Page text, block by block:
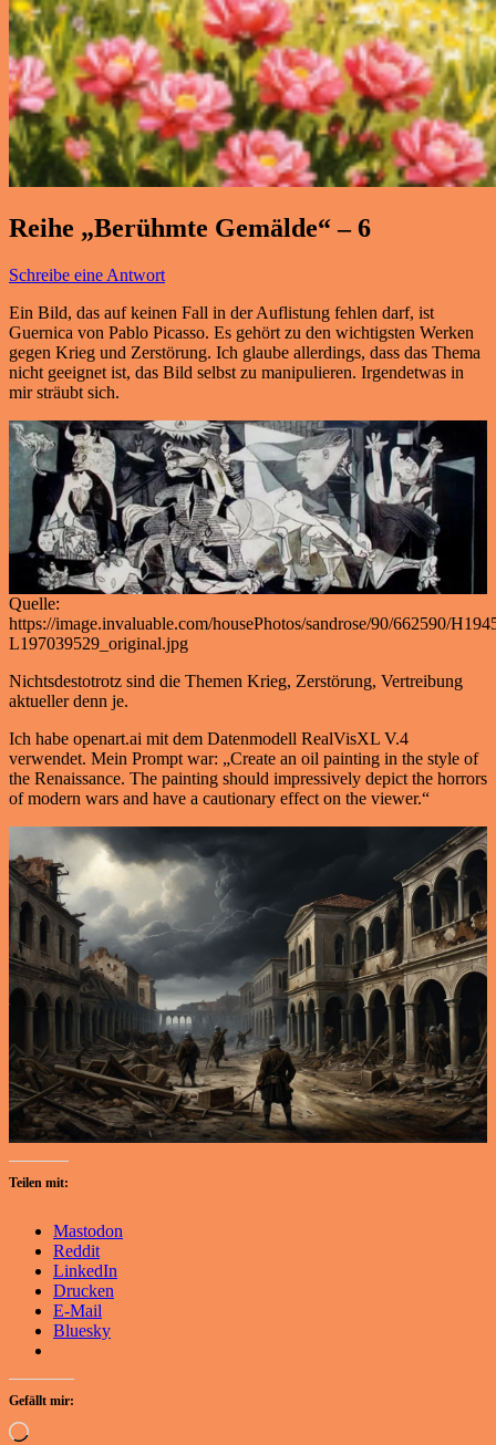
Reihe „Berühmte Gemälde“ – 6
Schreibe eine Antwort
Ein Bild, das auf keinen Fall in der Auflistung fehlen darf, ist
Guernica von Pablo Picasso. Es gehört zu den wichtigsten Werken
gegen Krieg und Zerstörung. Ich glaube allerdings, dass das Thema
nicht geeignet ist, das Bild selbst zu manipulieren. Irgendetwas in
mir sträubt sich.
Quelle:
https://image.invaluable.com/housePhotos/sandrose/90/662590/
L197039529_original.jpg
Nichtsdestotrotz sind die Themen Krieg, Zerstörung, Vertreibung
aktueller denn je.
Ich habe openart.ai mit dem Datenmodell RealVisXL V.4
verwendet. Mein Prompt war: „Create an oil painting in the style of
the Renaissance. The painting should impressively depict the horrors
of modern wars and have a cautionary effect on the viewer.“
Teilen mit:
Mastodon
Reddit
LinkedIn
Drucken
E-Mail
Bluesky
Gefällt mir:
Wird